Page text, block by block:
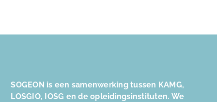
SOGEON is een samenwerking tussen KAMG,
LOSGIO, IOSG en de opleidingsinstituten. We